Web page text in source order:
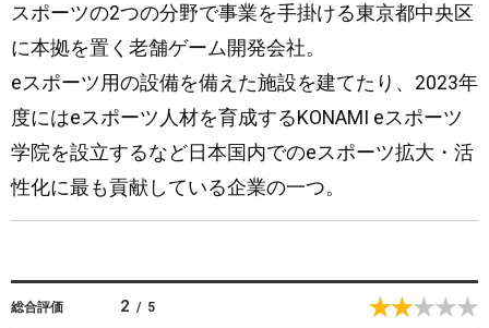
スポーツの2つの分野で事業を手掛ける東京都中央区
に本拠を置く老舗ゲーム開発会社。
eスポーツ用の設備を備えた施設を建てたり、2023年
度にはeスポーツ人材を育成するKONAMI eスポーツ
学院を設立するなど日本国内でのeスポーツ拡大・活
性化に最も貢献している企業の一つ。
総合評価 2 / 5